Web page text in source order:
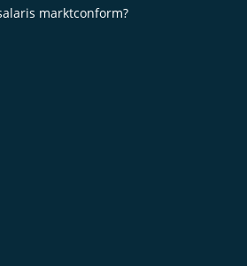
marktconform?